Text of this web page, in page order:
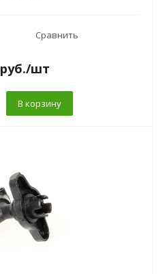
Сравнить
руб./шт
В корзину